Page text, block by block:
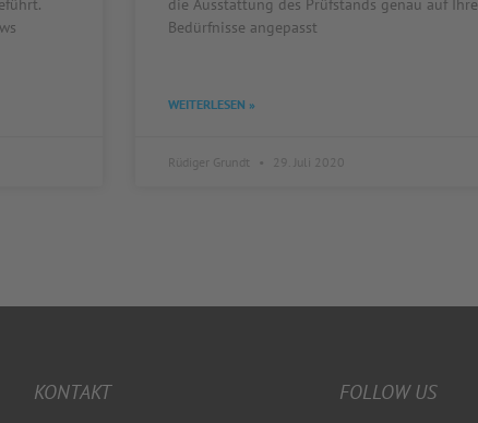
die Ausstattung des Prüfstands genau auf Ihre
Bedürfnisse angepasst
WEITERLESEN »
Rüdiger Grundt 29. Juli 2020
KONTAKT FOLLOW US